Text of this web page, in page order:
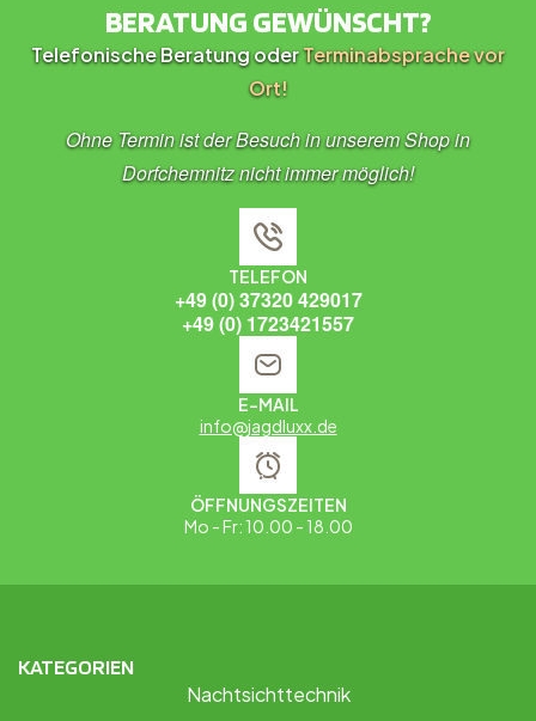
BERATUNG GEWÜNSCHT?
Telefonische Beratung oderTerminabsprache vor
Ort!
Ohne Termin ist der Besuch in unserem Shop in
Dorfchemnitz nicht immer möglich!
TELEFON
+49 (0) 37320 429017
+49 (0) 1723421557
E-MAIL
info@jagdluxx.de
ÖFFNUNGSZEITEN
Mo - Fr: 10.00 - 18.00
KATEGORIEN
Nachtsichttechnik